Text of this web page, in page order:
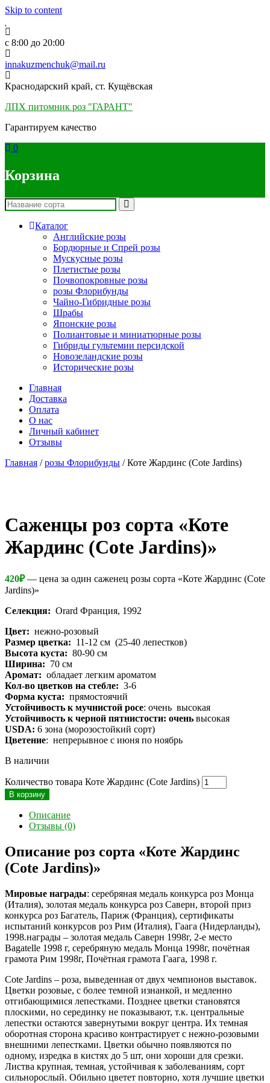
Skip to content
c 8:00 до 20:00
innakuzmenchuk@mail.ru
Краснодарский край, ст. Кущёвская
ЛПХ питомник роз "ГАРАНТ"
Гарантируем качество
0
Корзина
Каталог
Английские розы
Бордюрные и Спрей розы
Мускусные розы
Плетистые розы
Почвопокровные розы
розы Флорибунды
Чайно-Гибридные розы
Шрабы
Японские розы
Полиантовые и миниатюрные розы
Гибриды гультемии персидской
Новозеландские розы
Исторические розы
Главная
Доставка
Оплата
О нас
Личный кабинет
Отзывы
Главная /розы Флорибунды / Коте Жардинс (Cote Jardins)
Cаженцы роз сорта «Коте
Жардинс (Cote Jardins)»
420₽— цена за один саженец розы сорта «Коте Жардинс (Cote
Jardins)»
Селекция: Orard Франция, 1992
Цвет: нежно-розовый
Размер цветка: 11-12 см (25-40 лепестков)
Высота куста: 80-90 см
Ширина: 70 см
Аромат: обладает легким ароматом
Кол-во цветков на стебле: 3-6
Форма куста: прямостоячий
Устойчивость к мучнистой росе: очень высокая
Устойчивость к черной пятнистости: очень высокая
USDA: 6 зона (морозостойкий сорт)
Цветение: непрерывное с июня по ноябрь
В наличии
Количество товара Коте Жардинс (Cote Jardins)
В корзину
Описание
Отзывы (0)
Описание роз сорта «Коте Жардинс
(Cote Jardins)»
Мировые награды: серебряная медаль конкурса роз Монца
(Италия), золотая медаль конкурса роз Саверн, второй приз
конкурса роз Багатель, Париж (Франция), сертификаты
испытаний конкурсов роз Рим (Италия), Гаага (Нидерланды),
1998.награды – золотая медаль Саверн 1998г, 2-е место
Bagatelle 1998 г, серебряную медаль Монца 1998г, почётная
грамота Рим 1998г, Почётная грамота Гаага, 1998 г.
Cote Jardins – роза, выведенная от двух чемпионов выставок.
Цветки розовые, с более темной изнанкой, и медленно
отгибающимися лепестками. Позднее цветки становятся
плоскими, но серединку не показывают, т.к. центральные
лепестки остаются завернутыми вокруг центра. Их темная
оборотная сторона красиво контрастирует с нежно-розовыми
внешними лепестками. Цветки обычно появляются по
одному, изредка в кистях до 5 шт, они хороши для срезки.
Листва крупная, темная, устойчивая к заболеваниям, сорт
сильнорослый. Обильно цветет повторно, хотя лучшие цветки